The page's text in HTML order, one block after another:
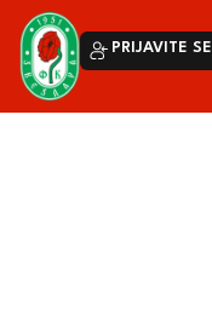
PRIJAVITE SE